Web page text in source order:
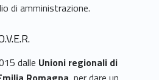
di amministrazione.
dalle Unioni regionali di